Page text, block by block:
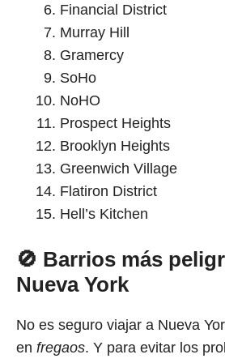
Financial District
Murray Hill
Gramercy
SoHo
NoHO
Prospect Heights
Brooklyn Heights
Greenwich Village
Flatiron District
Hell’s Kitchen
🚫 Barrios más
Nueva York
No es seguro viajar a Nueva
en fregaos. Y para evitar los